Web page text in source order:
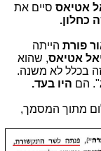
אטיאס סיים את
כחלון.
פורת הייתה
אטיאס, שהוא
בכלל לא משנה.
הם היו בעד.
מתוך המסמך,